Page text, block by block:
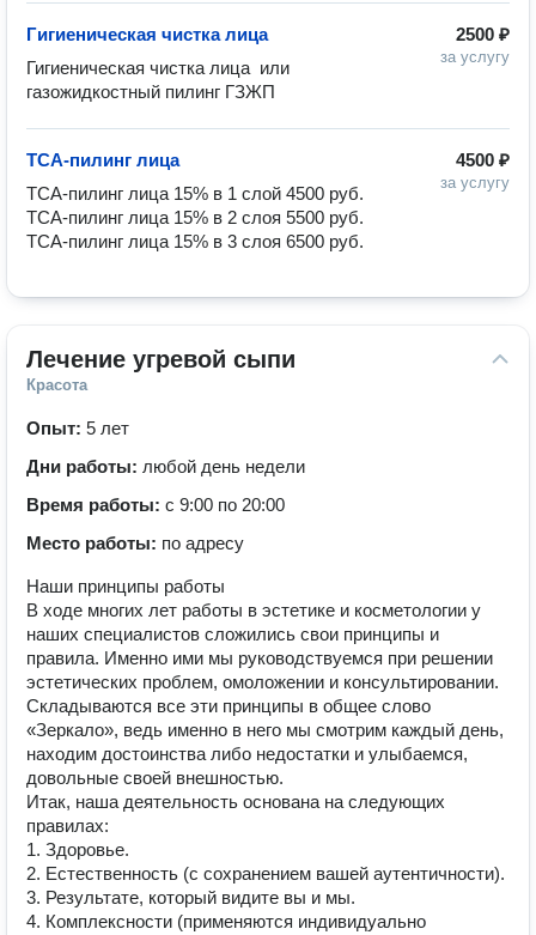
2500 ₽
за услугу
Гигиеническая чистка лица
Гигиеническая чистка лица  или
газожидкостный пилинг ГЗЖП
4500 ₽
за услугу
ТСА-пилинг лица
ТСА-пилинг лица 15% в 1 слой 4500 руб.
ТСА-пилинг лица 15% в 2 слоя 5500 руб.
ТСА-пилинг лица 15% в 3 слоя 6500 руб.
Лечение угревой сыпи
Красота
Опыт: 5 лет
Дни работы: любой день недели
Время работы: с 9:00 по 20:00
Место работы: по адресу
Наши принципы работы
В ходе многих лет работы в эстетике и косметологии у
наших специалистов сложились свои принципы и
правила. Именно ими мы руководствуемся при решении
эстетических проблем, омоложении и консультировании.
Складываются все эти принципы в общее слово
«Зеркало», ведь именно в него мы смотрим каждый день,
находим достоинства либо недостатки и улыбаемся,
довольные своей внешностью.
Итак, наша деятельность основана на следующих
правилах:
1. Здоровье.
2. Естественность (с сохранением вашей аутентичности).
3. Результате, который видите вы и мы.
4. Комплексности (применяются индивидуально